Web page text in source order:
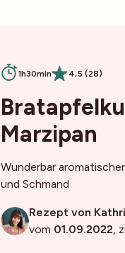
1h30min 4,5 (28)
Marzipan
Wunderbar
und Schmand
Rezept von
vom 01.09.2022,